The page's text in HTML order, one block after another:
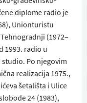
diplome radio je
Unionturistu
(1972–
1993. radio u
Po njegovim
realizacija 1975.,
šetališta i Ulice
24 (1983),